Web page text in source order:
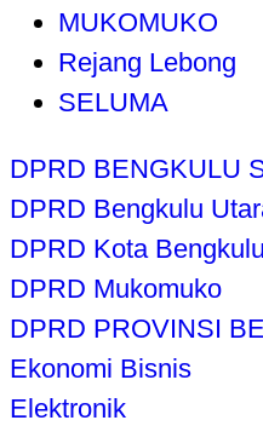
MUKOMUKO
Rejang Lebong
SELUMA
DPRD BENGKULU
DPRD Bengkulu
DPRD Kota Bengkulu
DPRD Mukomuko
DPRD PROVINSI
Ekonomi Bisnis
Elektronik